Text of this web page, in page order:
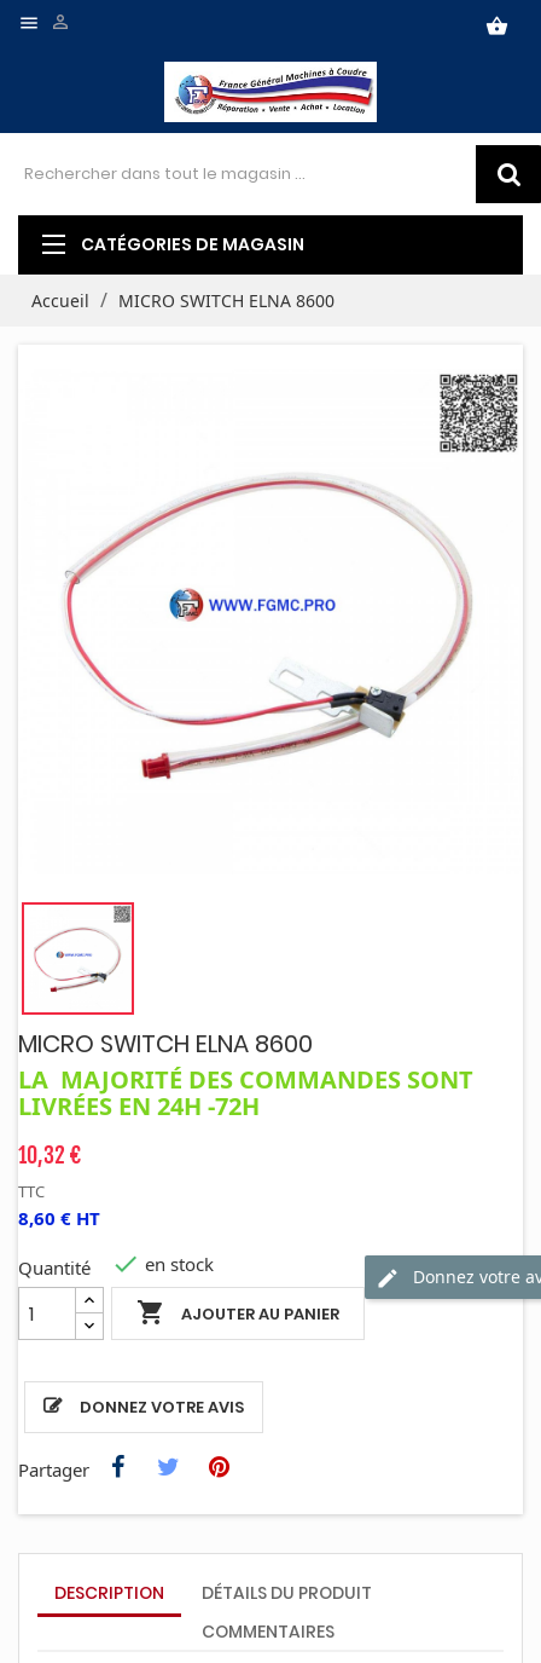
 shopping_basket

CATÉGORIES DE MAGASIN
Accueil MICRO SWITCH ELNA 8600
MICRO SWITCH ELNA 8600
LA MAJORITÉ DES COMMANDES SONT
LIVRÉES EN 24H -72H
10,32 €
TTC
8,60 € HT
Quantité
 AJOUTER AU PANIER
 en stock
DONNEZ VOTRE AVIS
Donnez votre
Partager
DESCRIPTION
DÉTAILS DU PRODUIT
COMMENTAIRES